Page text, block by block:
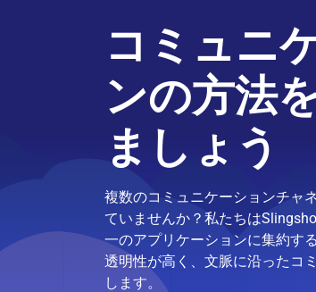
コミュニ
ンの方法
ましょう
複数のコミュニケーションチャ
ていませんか？私たちは
一のアプリケーションに集約す
透明性が高く、文脈に沿ったコ
します。